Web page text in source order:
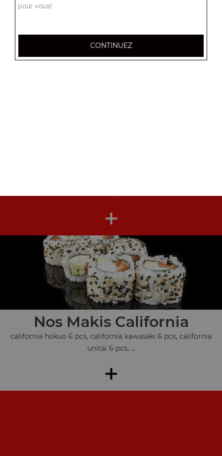
chirashi au saumon, chirashi mix, chirashi anguille grillée, ...
+
+
Nos Makis California
california hokuo 6 pcs, california kawasaki 6 pcs, california
unitai 6 pcs, ...
+
pour vous!
CONTINUEZ